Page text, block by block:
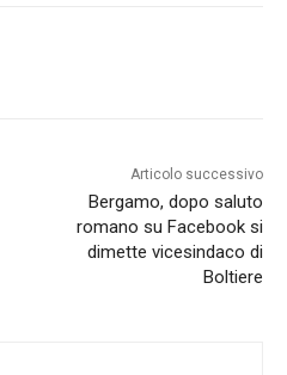
Articolo successivo
Bergamo, dopo saluto
romano su Facebook si
dimette vicesindaco di
Boltiere